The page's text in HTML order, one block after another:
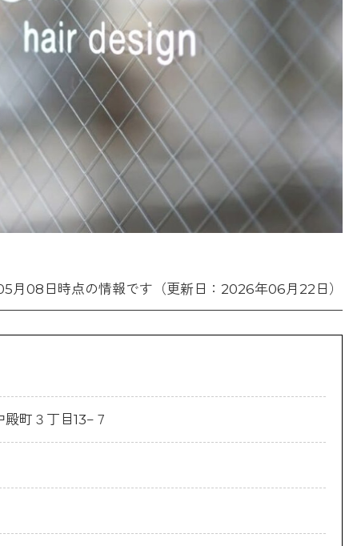
月08日時点の情報です（更新日：2026年06月22日）
町３丁目13−７